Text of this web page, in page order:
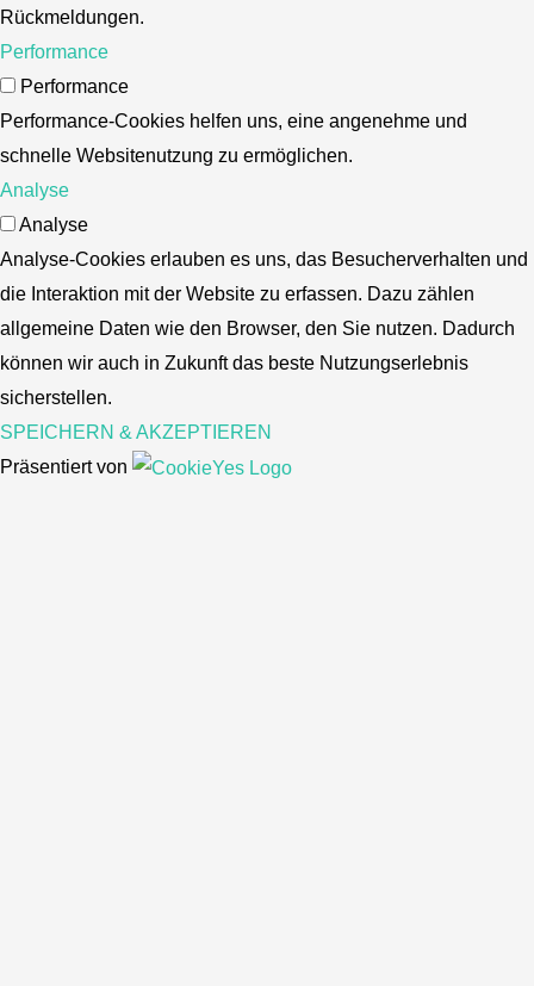
Rückmeldungen.
Performance
Performance
Performance-Cookies helfen uns, eine angenehme und
schnelle Websitenutzung zu ermöglichen.
Analyse
Analyse
Analyse-Cookies erlauben es uns, das Besucherverhalten und
die Interaktion mit der Website zu erfassen. Dazu zählen
allgemeine Daten wie den Browser, den Sie nutzen. Dadurch
können wir auch in Zukunft das beste Nutzungserlebnis
sicherstellen.
SPEICHERN & AKZEPTIEREN
Präsentiert von